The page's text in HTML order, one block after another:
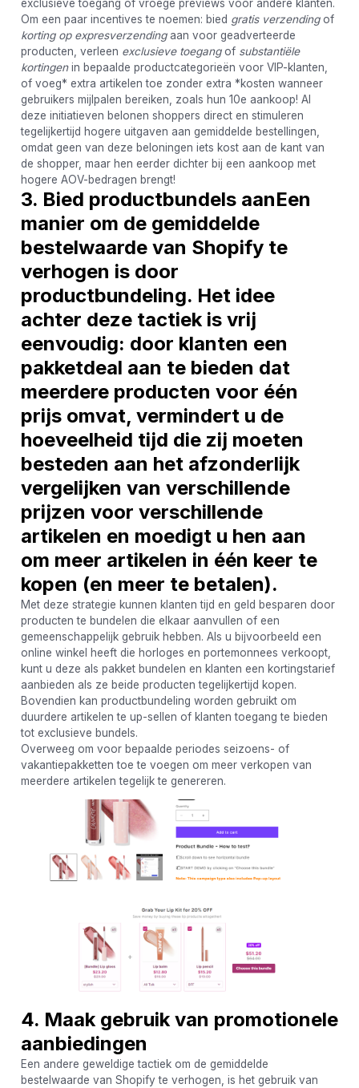
exclusieve toegang of vroege previews voor andere klanten.
Om een ​​paar incentives te noemen: bied gratis verzendingof
korting op expresverzendingaan voor geadverteerde
producten, verleen exclusieve toegangof substantiële
kortingenin bepaalde productcategorieën voor VIP-klanten,
of voeg* extra artikelen toe zonder extra *kosten wanneer
gebruikers mijlpalen bereiken, zoals hun 10e aankoop! Al
deze initiatieven belonen shoppers direct en stimuleren
tegelijkertijd hogere uitgaven aan gemiddelde bestellingen,
omdat geen van deze beloningen iets kost aan de kant van
de shopper, maar hen eerder dichter bij een aankoop met
hogere AOV-bedragen brengt!
3. Bied productbundels aanEen
manier om de gemiddelde
bestelwaarde van Shopify te
verhogen is door
productbundeling. Het idee
achter deze tactiek is vrij
eenvoudig: door klanten een
pakketdeal aan te bieden dat
meerdere producten voor één
prijs omvat, vermindert u de
hoeveelheid tijd die zij moeten
besteden aan het afzonderlijk
vergelijken van verschillende
prijzen voor verschillende
artikelen en moedigt u hen aan
om meer artikelen in één keer te
kopen (en meer te betalen).
Met deze strategie kunnen klanten tijd en geld besparen door
producten te bundelen die elkaar aanvullen of een
gemeenschappelijk gebruik hebben. Als u bijvoorbeeld een
online winkel heeft die horloges en portemonnees verkoopt,
kunt u deze als pakket bundelen en klanten een kortingstarief
aanbieden als ze beide producten tegelijkertijd kopen.
Bovendien kan productbundeling worden gebruikt om
duurdere artikelen te up-sellen of klanten toegang te bieden
tot exclusieve bundels.
Overweeg om voor bepaalde periodes seizoens- of
vakantiepakketten toe te voegen om meer verkopen van
meerdere artikelen tegelijk te genereren.
4. Maak gebruik van promotionele
aanbiedingen
Een andere geweldige tactiek om de gemiddelde
bestelwaarde van Shopify te verhogen, is het gebruik van